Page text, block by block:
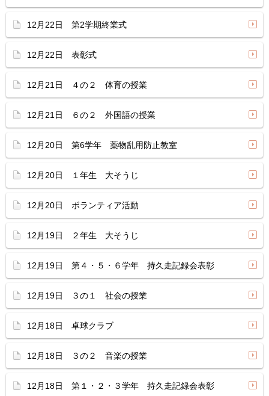
12月22日 第2学期終業式
12月22日 表彰式
12月21日 ４の２ 体育の授業
12月21日 ６の２ 外国語の授業
12月20日 第6学年 薬物乱用防止教室
12月20日 １年生 大そうじ
12月20日 ボランティア活動
12月19日 ２年生 大そうじ
12月19日 第４・５・６学年 持久走記録会表彰
12月19日 ３の１ 社会の授業
12月18日 卓球クラブ
12月18日 ３の２ 音楽の授業
12月18日 第１・２・３学年 持久走記録会表彰